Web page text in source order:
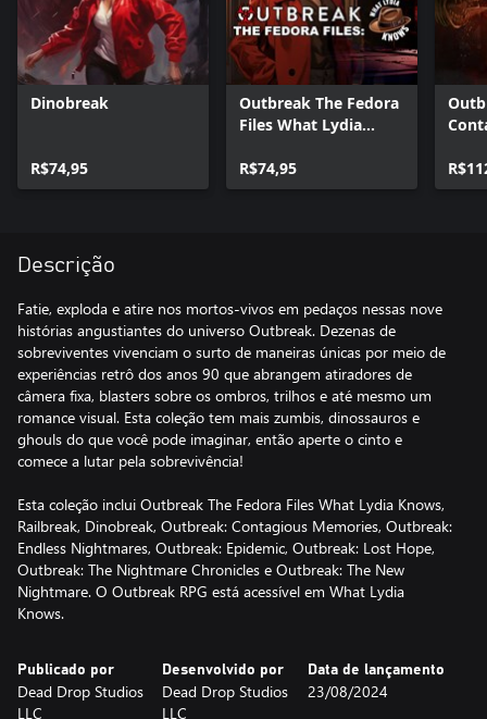
Dinobreak
R$74,95
Outbreak The Fedora
Files What Lydia
R$74,95
Descrição
Fatie, exploda e atire nos mortos-vivos em pedaços nessas nove
histórias angustiantes do universo Outbreak. Dezenas de
sobreviventes vivenciam o surto de maneiras únicas por meio de
experiências retrô dos anos 90 que abrangem atiradores de
câmera fixa, blasters sobre os ombros, trilhos e até mesmo um
romance visual. Esta coleção tem mais zumbis, dinossauros e
ghouls do que você pode imaginar, então aperte o cinto e
comece a lutar pela sobrevivência!
Esta coleção inclui Outbreak The Fedora Files What Lydia Knows,
Railbreak, Dinobreak, Outbreak: Contagious Memories, Outbreak:
Endless Nightmares, Outbreak: Epidemic, Outbreak: Lost Hope,
Outbreak: The Nightmare Chronicles e Outbreak: The New
Nightmare. O Outbreak RPG está acessível em What Lydia
Knows.
Publicado por
Dead Drop Studios
LLC
Desenvolvido por
Dead Drop Studios
LLC
Data de lançamento
23/08/2024